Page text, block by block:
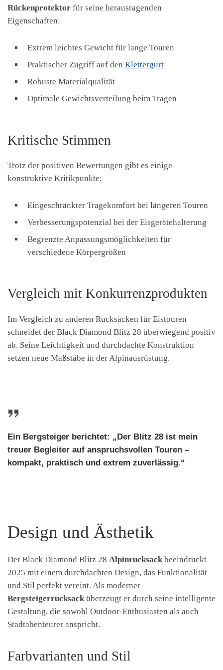
Rückenprotektor für seine herausragenden
Eigenschaften:
Extrem leichtes Gewicht für lange Touren
Praktischer Zugriff auf den Klettergurt
Robuste Materialqualität
Optimale Gewichtsverteilung beim Tragen
Kritische Stimmen
Trotz der positiven Bewertungen gibt es einige
konstruktive Kritikpunkte:
Eingeschränkter Tragekomfort bei längeren Touren
Verbesserungspotenzial bei der Eisgerätehalterung
Begrenzte Anpassungsmöglichkeiten für
verschiedene Körpergrößen
Vergleich mit Konkurrenzprodukten
Im Vergleich zu anderen Rucksäcken für Eistouren
schneidet der Black Diamond Blitz 28 überwiegend positiv
ab. Seine Leichtigkeit und durchdachte Konstruktion
setzen neue Maßstäbe in der Alpinausrüstung.
Ein Bergsteiger berichtet: „Der Blitz 28 ist mein
treuer Begleiter auf anspruchsvollen Touren –
kompakt, praktisch und extrem zuverlässig.“
Design und Ästhetik
Der Black Diamond Blitz 28 Alpinrucksackbeeindruckt
2025 mit einem durchdachten Design, das Funktionalität
und Stil perfekt vereint. Als moderner
Bergsteigerrucksacküberzeugt er durch seine intelligente
Gestaltung, die sowohl Outdoor-Enthusiasten als auch
Stadtabenteurer anspricht.
Farbvarianten und Stil